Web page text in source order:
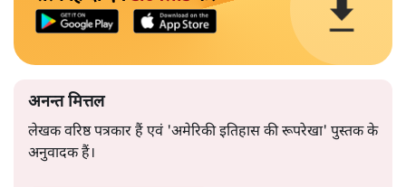
अनन्त मित्तल
लेखक वरिष्ठ पत्रकार हैं एवं 'अमेरिकी इतिहास की रूपरेखा' पुस्तक के
अनुवादक हैं।